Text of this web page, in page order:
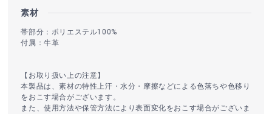
素材
帯部分：ポリエステル100%
付属：牛革
【お取り扱い上の注意】
本製品は、素材の特性上汗・水分・摩擦などによる色落ちや色移り
をおこす場合がございます。
また、使用方法や保管方法により表面変化をおこす場合がございま